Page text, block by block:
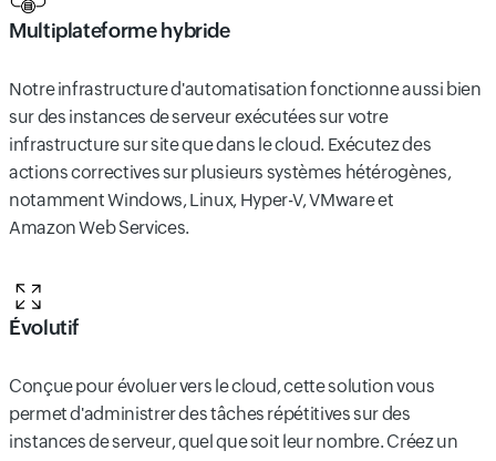
Multiplateforme hybride
Notre infrastructure d'automatisation fonctionne aussi bien
sur des instances de serveur exécutées sur votre
infrastructure sur site que dans le cloud. Exécutez des
actions correctives sur plusieurs systèmes hétérogènes,
notamment Windows, Linux, Hyper-V, VMware et
Amazon Web Services.
Évolutif
Conçue pour évoluer vers le cloud, cette solution vous
permet d'administrer des tâches répétitives sur des
instances de serveur, quel que soit leur nombre. Créez un